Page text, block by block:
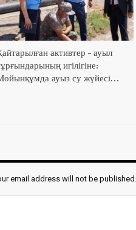
активтер – ауыл
игілігіне:
ауыз су жүйесі…
email address will not be published.